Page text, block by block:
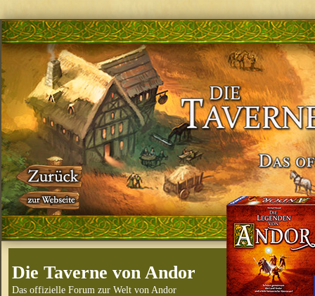
Die Taverne von Andor
Das offizielle Forum zur Welt von Andor